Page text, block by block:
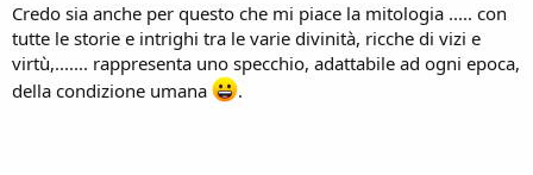
Credo sia anche per questo che mi piace la mitologia ..... con
tutte le storie e intrighi tra le varie divinità, ricche di vizi e
virtù,....... rappresenta uno specchio, adattabile ad ogni epoca,
della condizione umana
.